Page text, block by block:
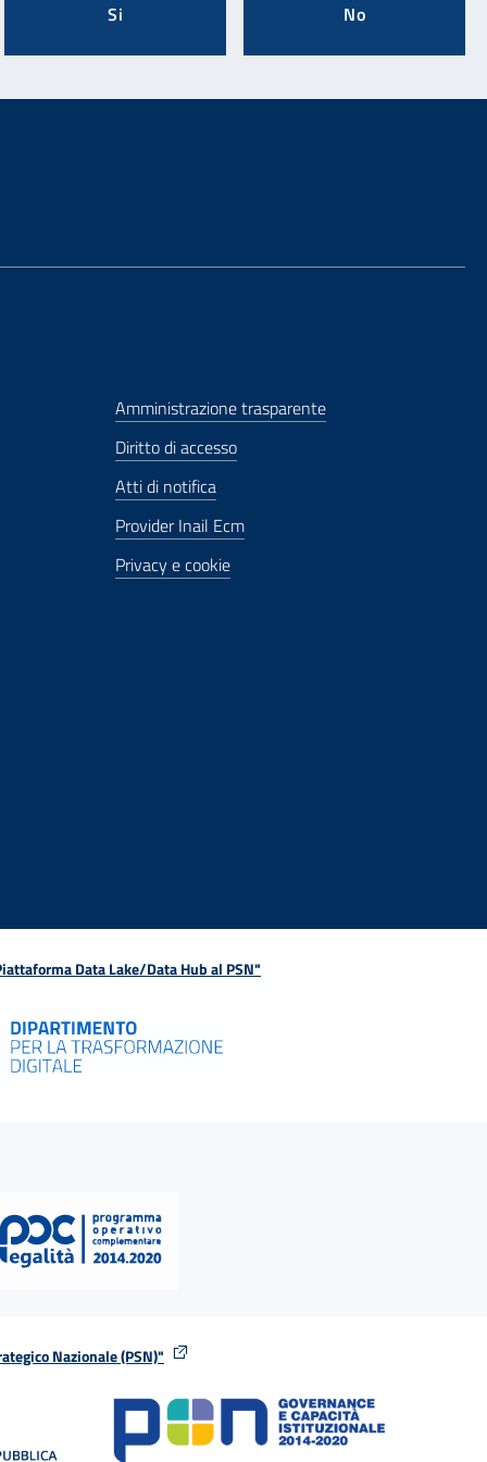
Si No
Amministrazione trasparente
Diritto di accesso
Atti di notifica
Provider Inail Ecm
Privacy e cookie
Data Lake/Data Hub al PSN"
Nazionale (PSN)"